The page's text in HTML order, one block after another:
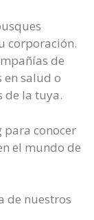
corporación.
de
en salud o
de la tuya.
para conocer
el mundo de
de nuestros